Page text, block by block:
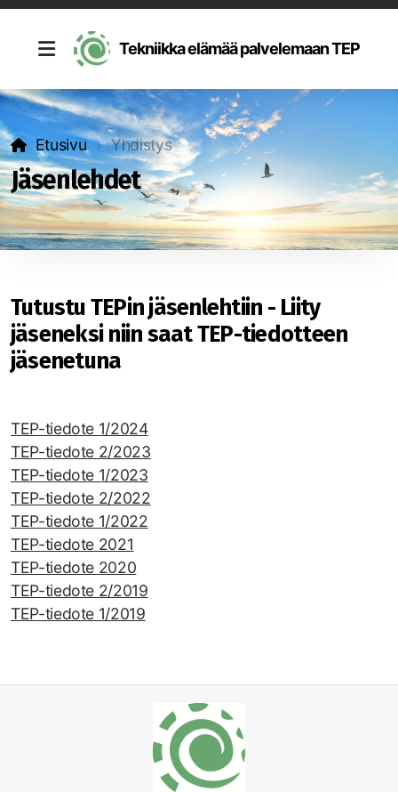
Tekniikka elämää palvelemaan TEP
Etusivu Yhdistys
Jäsenlehdet
Tutustu TEPin jäsenlehtiin - Liity
jäseneksi niin saat TEP-tiedotteen
jäsenetuna
TEP-tiedote 1/2024
TEP-tiedote 2/2023
TEP-tiedote 1/2023
TEP-tiedote 2/2022
TEP-tiedote 1/2022
TEP-tiedote 2021
TEP-tiedote 2020
TEP-tiedote 2/2019
TEP-tiedote 1/2019